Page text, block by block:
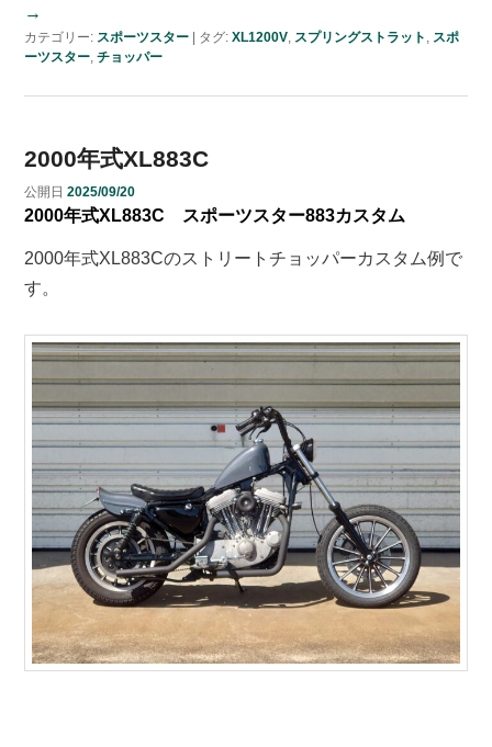
→
カテゴリー: スポーツスター タグ: XL1200V, スプリングストラット , スポ
ーツスター, チョッパー
2000年式XL883C
公開日 2025/09/20
2000年式XL883C スポーツスター883カスタム
2000年式XL883Cのストリートチョッパーカスタム例で
す。